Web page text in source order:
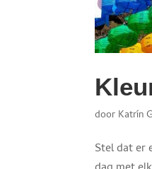
door Katrín
Stel dat er